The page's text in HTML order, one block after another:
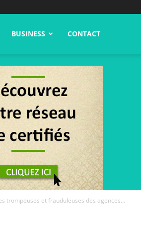
BUSINESS CONTACT
trompeuses et frauduleuses des agences...